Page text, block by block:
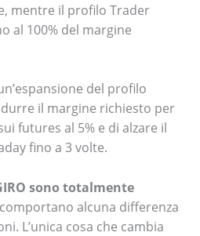
mentre il profilo Trader
al 100% del margine
del profilo
il margine richiesto per
futures al 5% e di alzare il
fino a 3 volte.
sono totalmente
alcuna differenza
L’unica cosa che cambia